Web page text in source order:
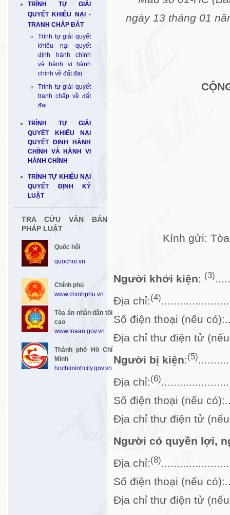
TRÌNH TỰ GIẢI
QUYẾT KHIẾU NẠI -
TRANH CHẤP ĐẤT
Trình tự giải quyết
khiếu nại quyết
định hành chính
và hành vi hành
chính về đất đai
Trình tự giải quyết
tranh chấp về đất
đai
TRÌNH TỰ GIẢI
QUYẾT KHIẾU NẠI
QUYẾT ĐỊNH HÀNH
CHÍNH VÀ HÀNH VI
HÀNH CHÍNH
TRÌNH TỰ KHIẾU NẠI
QUYẾT ĐỊNH KỶ
LUẬT
TRA CỨU VĂN BẢN
PHÁP LUẬT
Quốc hội
quochoi.vn
Chính phủ
www.chinhphu.vn
Tòa án nhân dân tối
cao
www.toaan.gov.vn
Thành phố Hồ Chí
Minh
hochiminhcity.gov.vn
ngày 13 tháng 01
Kính gửi:
Người khởi kiện: (3)
Địa chỉ:(4)
Số điện thoại (nếu
Địa chỉ thư điện tử
Người bị kiện:(5)
Địa chỉ:(6)
Số điện thoại (nếu
Địa chỉ thư điện tử
Người có quyền lợi,
Địa chỉ:(8)
Số điện thoại (nếu
Địa chỉ thư điện tử